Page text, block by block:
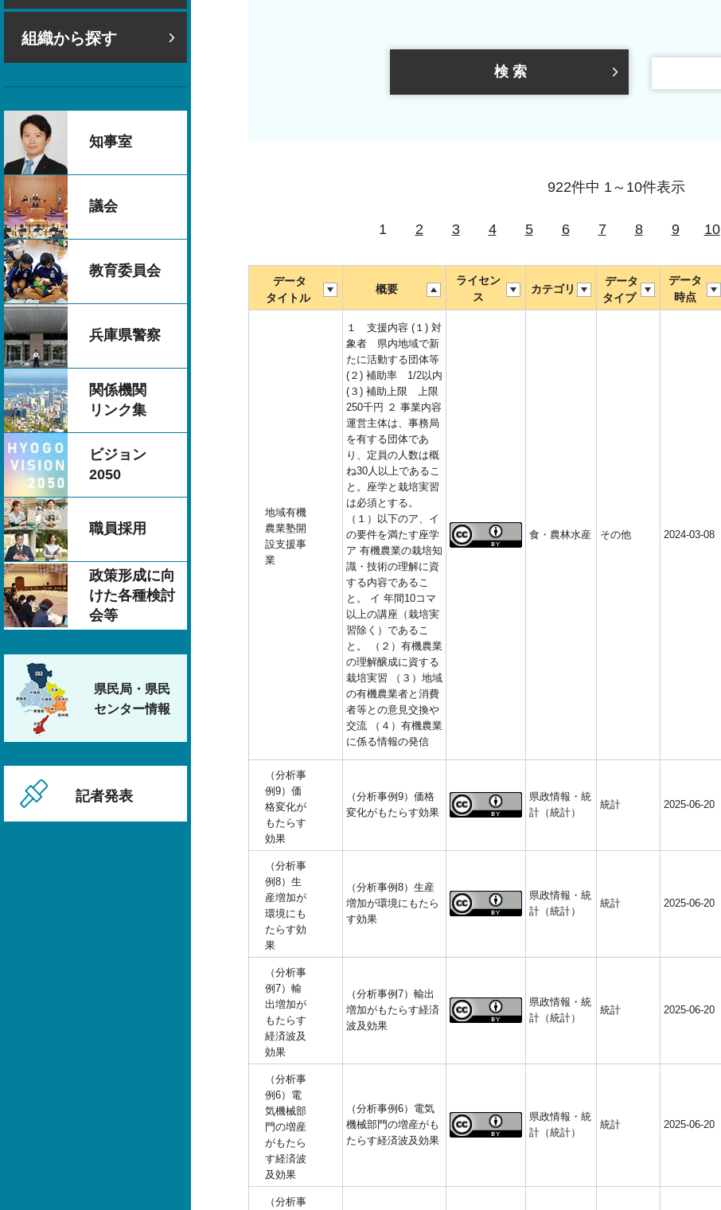
組織から探す
知事室
議会
教育委員会
兵庫県警察
関係機関
リンク集
ビジョン
2050
職員採用
政策形成に向
けた各種検討
会等
県民局・県民
センター情報
記者発表
922件中 1～10件表示
1 2 3 4 5 6 7 8 9 10
データ
タイトル
概要
ライセン
ス
カテゴリ
データ
タイプ
データ
時点
地域有機
農業塾開
設支援事
業
１ 支援内容 (１) 対
象者 県内地域で新
たに活動する団体等
(２) 補助率 1/2以内
(３) 補助上限 上限
250千円 ２ 事業内容
運営主体は、事務局
を有する団体であ
り、定員の人数は概
ね30人以上であるこ
と。座学と栽培実習
は必須とする。
（１）以下のア、イ
の要件を満たす座学
ア 有機農業の栽培知
識・技術の理解に資
する内容であるこ
と。 イ 年間10コマ
以上の講座（栽培実
習除く）であるこ
と。 （２）有機農業
の理解醸成に資する
栽培実習 （３）地域
の有機農業者と消費
者等との意見交換や
交流 （４）有機農業
に係る情報の発信
食・農林水産 その他 2024-03-08
（分析事
例9）価
格変化が
もたらす
効果
（分析事例9）価格
変化がもたらす効果
県政情報・統
計（統計）
統計 2025-06-20
（分析事
例8）生
産増加が
環境にも
たらす効
果
（分析事例8）生産
増加が環境にもたら
す効果
県政情報・統
計（統計）
統計 2025-06-20
（分析事
例7）輸
出増加が
もたらす
経済波及
効果
（分析事例7）輸出
増加がもたらす経済
波及効果
県政情報・統
計（統計）
統計 2025-06-20
（分析事
例6）電
気機械部
門の増産
がもたら
す経済波
及効果
（分析事例6）電気
機械部門の増産がも
たらす経済波及効果
県政情報・統
計（統計）
統計 2025-06-20
（分析事